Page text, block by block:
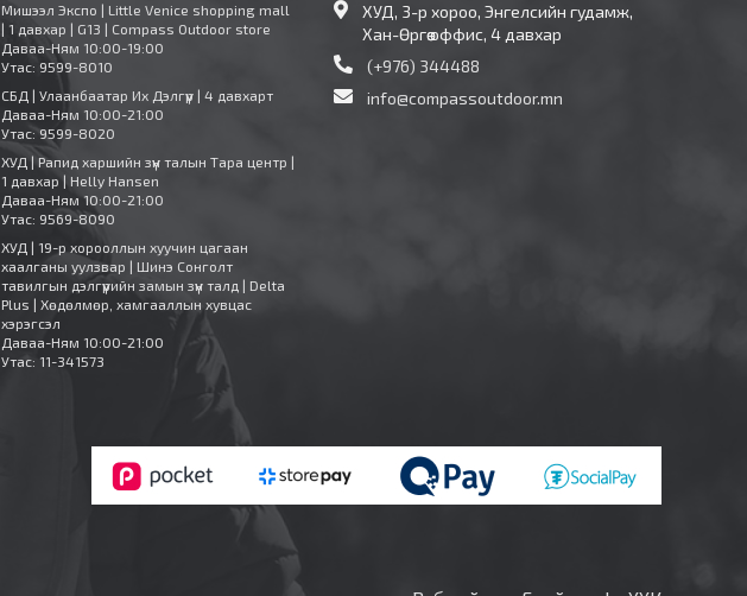
Мишээл Экспо | Little Venice shopping mall
| 1 давхар | G13 | Compass Outdoor store
Даваа-Ням 10:00-19:00
Утас: 9599-8010
СБД | Улаанбаатар Их Дэлгүүр | 4 давхарт
Даваа-Ням 10:00-21:00
Утас: 9599-8020
ХУД | Рапид харшийн зүүн талын Тара центр |
1 давхар | Helly Hansen
Даваа-Ням 10:00-21:00
Утас: 9569-8090
ХУД | 19-р хорооллын хуучин цагаан
хаалганы уулзвар | Шинэ Сонголт
тавилгын дэлгүүрийн замын зүүн талд | Delta
Plus | Хөдөлмөр, хамгааллын хувцас
хэрэгсэл
Даваа-Ням 10:00-21:00
Утас: 11-341573
ХУД, 3-р хороо, Энгелсийн гудамж,
Хан-Өргөө оффис, 4 давхар
(+976) 344488
info@compassoutdoor.mn